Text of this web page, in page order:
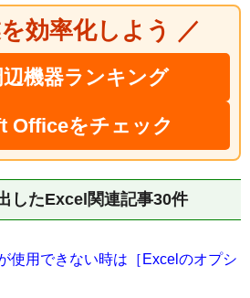
効率化しよう ／
機器ランキング
Officeをチェック
したExcel関連記事30件
使用できない時は［Excelのオプシ